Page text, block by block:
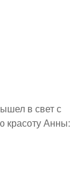
в свет с
красоту Анны: